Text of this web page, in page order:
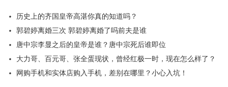
历史上的齐国皇帝高湛你真的知道吗？
郭碧婷离婚三次 郭碧婷离婚了吗前夫是谁
唐中宗李显之后的皇帝是谁？唐中宗死后谁即位
大力哥、百元哥、张全蛋现状，曾经红极一时，现在怎么样了？
网购手机和实体店购入手机，差别在哪里？小心入坑！